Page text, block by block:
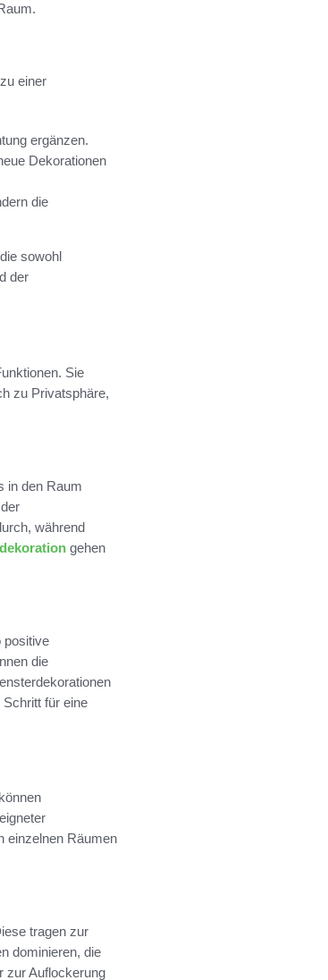
einer
ergänzen.
Dekorationen
die
sowohl
der
Sie
zu Privatsphäre,
in den Raum
während
gehen
positive
die
für eine
einzelnen Räumen
tragen zur
dominieren, die
zur Auflockerung